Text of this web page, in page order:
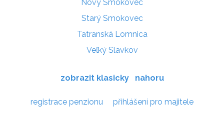
Nový Smokovec
Starý Smokovec
Tatranská Lomnica
Veľký Slavkov
zobrazit klasicky nahoru
registrace penzionu přihlášení pro majitele